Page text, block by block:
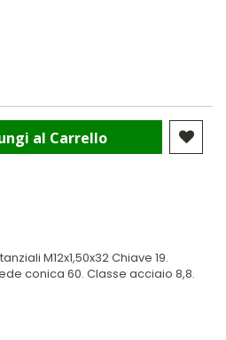
al Carrello
M12x1,50x32 Chiave 19.
conica 60. Classe acciaio 8,8.